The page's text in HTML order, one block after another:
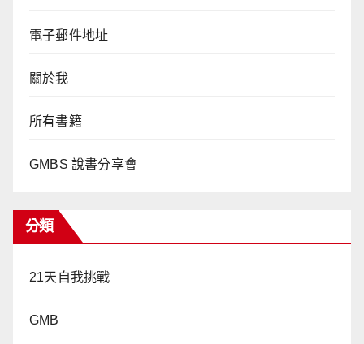
電子郵件地址
關於我
所有書籍
GMBS 說書分享會
分類
21天自我挑戰
GMB